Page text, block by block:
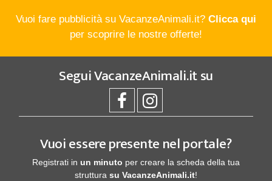
Vuoi fare pubblicità su VacanzeAnimali.it? Clicca qui
per scoprire le nostre offerte!
SeguiVacanzeAnimali.itsu
Vuoi essere presente nel portale?
Registrati in un minuto per creare la scheda della tua
struttura su VacanzeAnimali.it!